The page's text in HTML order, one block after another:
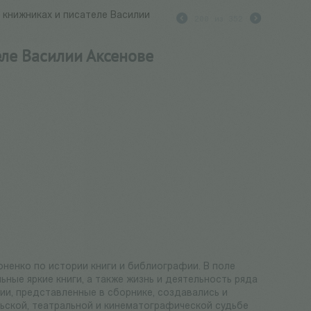
книжниках и писателе Василии
Василии Аксенове
по истории книги и библиографии. В поле
яркие книги, а также жизнь и деятельность ряда
представленные в сборнике, создавались и
театральной и кинематографической судьбе